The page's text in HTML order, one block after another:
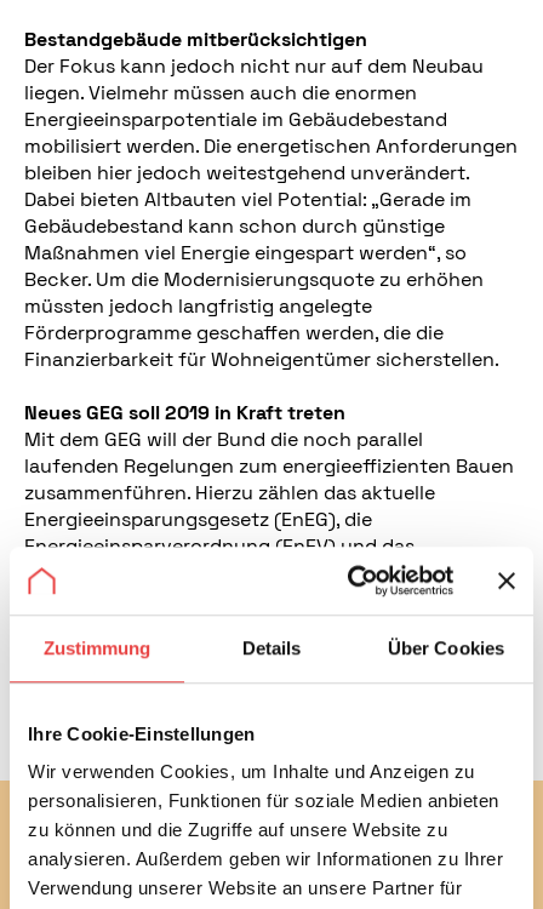
Zustimmung Details Über Cookies
Ihre Cookie-Einstellungen
Wir verwenden Cookies, um Inhalte und Anzeigen zu
personalisieren, Funktionen für soziale Medien anbieten
zu können und die Zugriffe auf unsere Website zu
analysieren. Außerdem geben wir Informationen zu Ihrer
Verwendung unserer Website an unsere Partner für
Bestandgebäude mitberücksichtigen
Der Fokus kann jedoch nicht nur auf dem Neubau
liegen. Vielmehr müssen auch die enormen
Energieeinsparpotentiale im Gebäudebestand
mobilisiert werden. Die energetischen Anforderungen
bleiben hier jedoch weitestgehend unverändert.
Dabei bieten Altbauten viel Potential: „Gerade im
Gebäudebestand kann schon durch günstige
Maßnahmen viel Energie eingespart werden“, so
Becker. Um die Modernisierungsquote zu erhöhen
müssten jedoch langfristig angelegte
Förderprogramme geschaffen werden, die die
Finanzierbarkeit für Wohneigentümer sicherstellen.
Neues GEG soll 2019 in Kraft treten
Mit dem GEG will der Bund die noch parallel
laufenden Regelungen zum energieeffizienten Bauen
zusammenführen. Hierzu zählen das aktuelle
Energieeinsparungsgesetz (EnEG), die
Energieeinsparverordnung (EnEV) und das
Erneuerbare-Energien-Wärmegesetz (EEWärmeG).
Auslöser war die EU-Gebäuderichtlinie, die ab 2021
Standard für Neubauten fordert.
stellungnahmen>Zur Stellungnahme
Abonnieren Sie jetzt unseren
kostenlosen Newsletter